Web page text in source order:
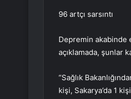
96 artçı sarsıntı
Depremin akabinde
açıklamada, şunlar
“Sağlık
kişi, Sakarya’da 1